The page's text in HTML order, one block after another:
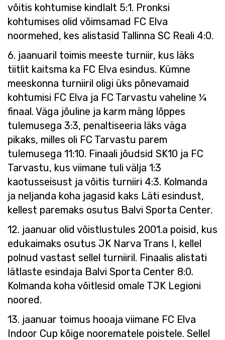
võitis kohtumise kindlalt 5:1. Pronksi
kohtumises olid võimsamad FC Elva
noormehed, kes alistasid Tallinna SC Reali 4:0.
6. jaanuaril toimis meeste turniir, kus läks
tiitlit kaitsma ka FC Elva esindus. Kümne
meeskonna turniiril oligi üks põnevamaid
kohtumisi FC Elva ja FC Tarvastu vaheline ¼
finaal. Väga jõuline ja karm mäng lõppes
tulemusega 3:3, penaltiseeria läks väga
pikaks, milles oli FC Tarvastu parem
tulemusega 11:10. Finaali jõudsid SK10 ja FC
Tarvastu, kus viimane tuli välja 1:3
kaotusseisust ja võitis turniiri 4:3. Kolmanda
ja neljanda koha jagasid kaks Läti esindust,
kellest paremaks osutus Balvi Sporta Center.
12. jaanuar olid võistlustules 2001.a poisid, kus
edukaimaks osutus JK Narva Trans I, kellel
polnud vastast sellel turniiril. Finaalis alistati
lätlaste esindaja Balvi Sporta Center 8:0.
Kolmanda koha võitlesid omale TJK Legioni
noored.
13. jaanuar toimus hooaja viimane FC Elva
Indoor Cup kõige noorematele poistele. Sellel